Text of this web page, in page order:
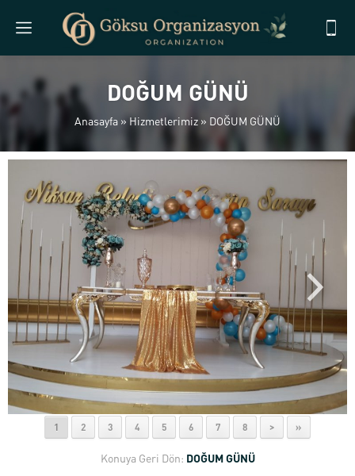
DOĞUM GÜNÜ
Anasayfa »Hizmetlerimiz » DOĞUM GÜNÜ
1 2 3 4 5 6 7 8 > »
Konuya Geri Dön: DOĞUM GÜNÜ